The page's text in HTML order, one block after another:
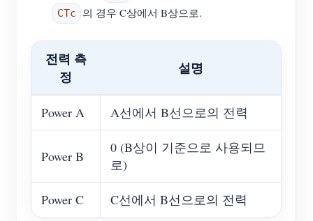
CTc 의 경우 C상에서 B상으로.
전력 측
정
설명
Power A A선에서 B선으로의 전력
Power B
0 (B상이 기준으로 사용되므
로)
Power C C선에서 B선으로의 전력